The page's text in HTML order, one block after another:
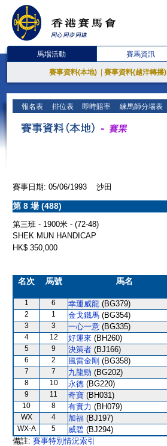
馬場活動 賽馬資訊
賽事資料(本地) 賽事資料(越洋轉播)
報名表 排位表 即時賠率 練馬師分場表
賽事日期: 05/06/1993 沙田
第 8 場 (488)
第三班 - 1900米 - (72-48)
SHEK MUN HANDICAP
HK$ 350,000
名次 馬號 馬名
1 6 幸運威龍 (BG379)
2 1 金戈鐵馬 (BG354)
3 3 一心一意 (BG335)
4 12 好運來 (BH260)
5 9 決策者 (BJ166)
6 2 風雷金剛 (BG358)
7 7 九龍勁 (BG202)
8 10 永德 (BG220)
9 11 奇寶 (BH031)
10 8 有實力 (BH079)
WX 4 加福 (BJ197)
WX-A 5 威碧 (BJ294)
備註: 賽事特別情況索引